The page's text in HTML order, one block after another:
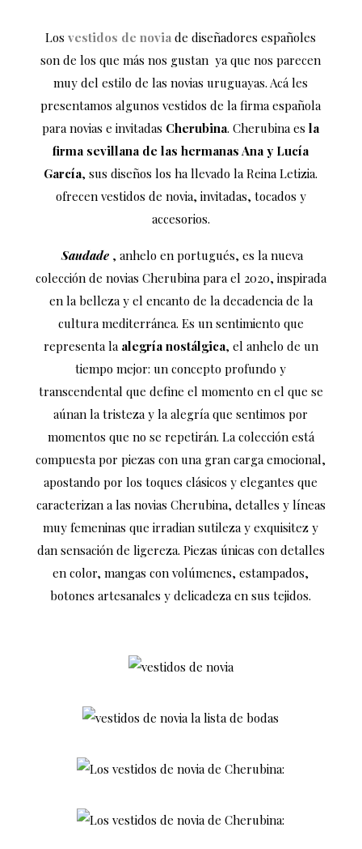
Losvestidos de novia de diseñadores españoles
son de los que más nos gustan ya que nos parecen
muy del estilo de las novias uruguayas. Acá les
presentamos algunos vestidos de la firma española
para novias e invitadas Cherubina. Cherubina es la
firma sevillana de las hermanas Ana y Lucía
García, sus diseños los ha llevado la Reina Letizia.
ofrecen vestidos de novia, invitadas, tocados y
accesorios.
Saudade , anhelo en portugués, es la nueva
colección de novias Cherubina para el 2020, inspirada
en la belleza y el encanto de la decadencia de la
cultura mediterránea. Es un sentimiento que
representa la alegría nostálgica, el anhelo de un
tiempo mejor: un concepto profundo y
transcendental que define el momento en el que se
aúnan la tristeza y la alegría que sentimos por
momentos que no se repetirán. La colección está
compuesta por piezas con una gran carga emocional,
apostando por los toques clásicos y elegantes que
caracterizan a las novias Cherubina, detalles y líneas
muy femeninas que irradian sutileza y exquisitez y
dan sensación de ligereza. Piezas únicas con detalles
en color, mangas con volúmenes, estampados,
botones artesanales y delicadeza en sus tejidos.